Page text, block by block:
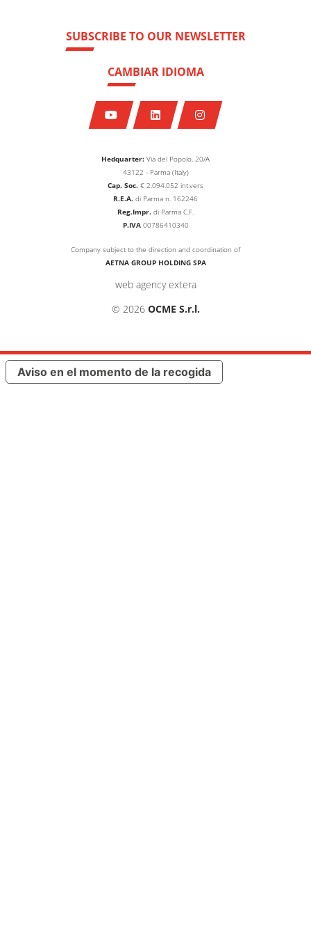
Hedquarter: Via del Popolo, 20/A
43122 - Parma (Italy)
Cap. Soc. € 2.094.052 int.vers
R.E.A. di Parma n. 162246
Reg.Impr. di Parma C.F.
P.IVA00786410340
Company subject to the direction and coordination of
AETNA GROUP HOLDING SPA
web agency extera
© 2026 OCME S.r.l.
SUBSCRIBE TO OUR NEWSLETTER
CAMBIAR IDIOMA
Aviso en el momento de la recogida